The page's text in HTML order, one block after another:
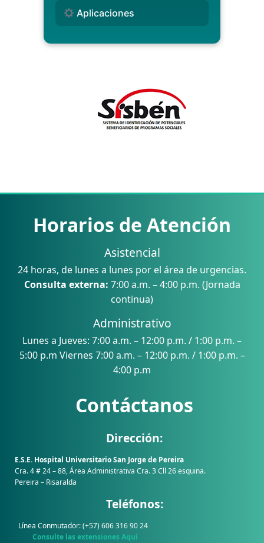
Aplicaciones
Horarios de Atención
Asistencial
24 horas, de lunes a lunes por el área de urgencias.
Consulta externa: 7:00 a.m. – 4:00 p.m. (Jornada
continua)
Administrativo
Lunes a Jueves: 7:00 a.m. – 12:00 p.m. / 1:00 p.m. –
5:00 p.m Viernes 7:00 a.m. – 12:00 p.m. / 1:00 p.m. –
4:00 p.m
Contáctanos
Dirección:
E.S.E. Hospital Universitario San Jorge de Pereira
Cra. 4 # 24 – 88, Área Administrativa Cra. 3 Cll 26 esquina.
Pereira – Risaralda
Teléfonos:
Línea Conmutador: (+57) 606 316 90 24
Consulte las extensiones Aquí